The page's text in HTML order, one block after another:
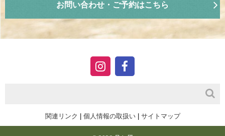
お問い合わせ・ご予約はこちら
関連リンク 個人情報の取扱い| サイトマップ